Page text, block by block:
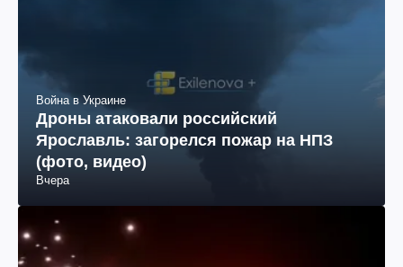
Война в Украине
Дроны атаковали российский
Ярославль: загорелся пожар на НПЗ
(фото, видео)
Вчера